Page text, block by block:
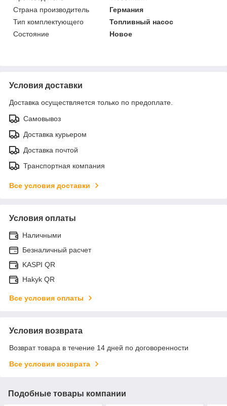
Страна производитель
Германия
Тип комплектующего
Топливный насос
Состояние
Новое
Условия доставки
Доставка осуществляется только по предоплате.
Самовывоз
Доставка курьером
Доставка почтой
Транспортная компания
Все условия доставки
Условия оплаты
Наличными
Безналичный расчет
KASPI QR
Hakyk QR
Все условия оплаты
Условия возврата
Возврат товара в течение 14 дней по договоренности
Все условия возврата
Подобные товары компании